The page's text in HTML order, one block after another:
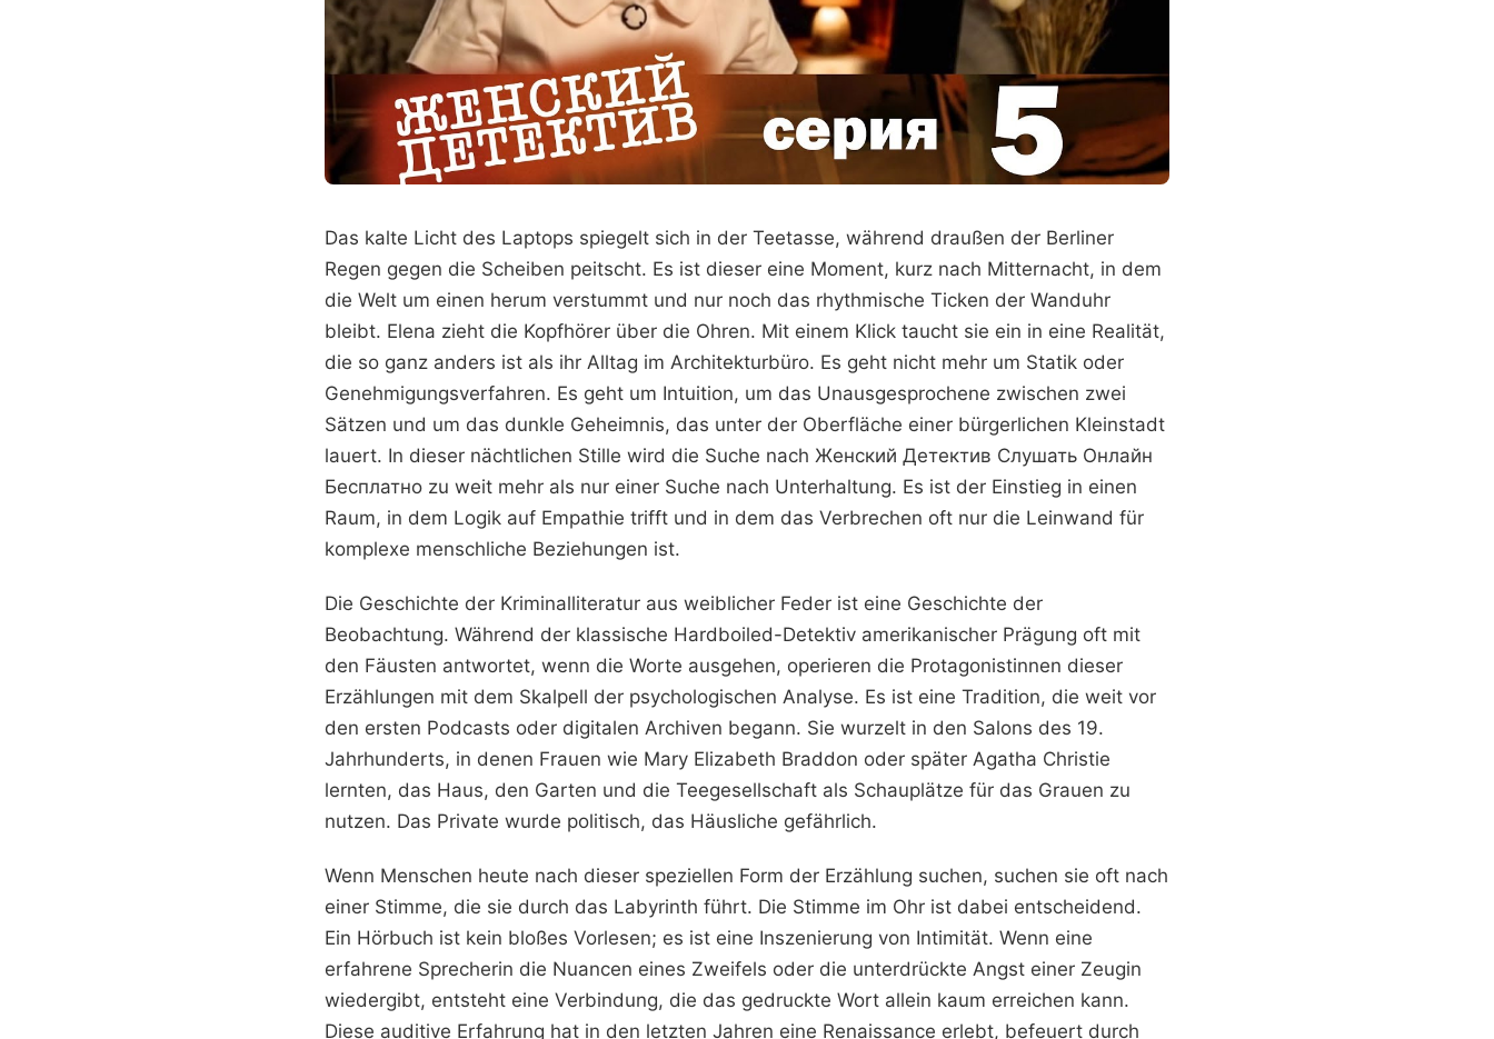
Das kalte Licht des Laptops spiegelt sich in der Teetasse, während draußen der Berliner
Regen gegen die Scheiben peitscht. Es ist dieser eine Moment, kurz nach Mitternacht, in dem
die Welt um einen herum verstummt und nur noch das rhythmische Ticken der Wanduhr
bleibt. Elena zieht die Kopfhörer über die Ohren. Mit einem Klick taucht sie ein in eine Realität,
die so ganz anders ist als ihr Alltag im Architekturbüro. Es geht nicht mehr um Statik oder
Genehmigungsverfahren. Es geht um Intuition, um das Unausgesprochene zwischen zwei
Sätzen und um das dunkle Geheimnis, das unter der Oberfläche einer bürgerlichen Kleinstadt
lauert. In dieser nächtlichen Stille wird die Suche nach Женский Детектив Слушать Онлайн
Бесплатно zu weit mehr als nur einer Suche nach Unterhaltung. Es ist der Einstieg in einen
Raum, in dem Logik auf Empathie trifft und in dem das Verbrechen oft nur die Leinwand für
komplexe menschliche Beziehungen ist.
Die Geschichte der Kriminalliteratur aus weiblicher Feder ist eine Geschichte der
Beobachtung. Während der klassische Hardboiled-Detektiv amerikanischer Prägung oft mit
den Fäusten antwortet, wenn die Worte ausgehen, operieren die Protagonistinnen dieser
Erzählungen mit dem Skalpell der psychologischen Analyse. Es ist eine Tradition, die weit vor
den ersten Podcasts oder digitalen Archiven begann. Sie wurzelt in den Salons des 19.
Jahrhunderts, in denen Frauen wie Mary Elizabeth Braddon oder später Agatha Christie
lernten, das Haus, den Garten und die Teegesellschaft als Schauplätze für das Grauen zu
nutzen. Das Private wurde politisch, das Häusliche gefährlich.
Wenn Menschen heute nach dieser speziellen Form der Erzählung suchen, suchen sie oft nach
einer Stimme, die sie durch das Labyrinth führt. Die Stimme im Ohr ist dabei entscheidend.
Ein Hörbuch ist kein bloßes Vorlesen; es ist eine Inszenierung von Intimität. Wenn eine
erfahrene Sprecherin die Nuancen eines Zweifels oder die unterdrückte Angst einer Zeugin
wiedergibt, entsteht eine Verbindung, die das gedruckte Wort allein kaum erreichen kann.
Diese auditive Erfahrung hat in den letzten Jahren eine Renaissance erlebt, befeuert durch